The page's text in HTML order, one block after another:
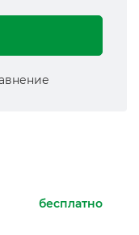
бесплатно